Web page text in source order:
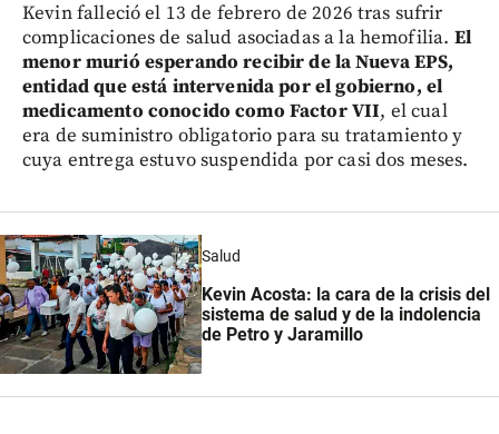
Kevin falleció el 13 de febrero de 2026 tras sufrir
complicaciones de salud asociadas a la hemofilia. El
menor murió esperando recibir de la Nueva EPS,
entidad que está intervenida por el gobierno, el
medicamento conocido como Factor VII, el cual
era de suministro obligatorio para su tratamiento y
cuya entrega estuvo suspendida por casi dos meses.
Salud
Kevin Acosta: la cara de la crisis del
sistema de salud y de la indolencia
de Petro y Jaramillo